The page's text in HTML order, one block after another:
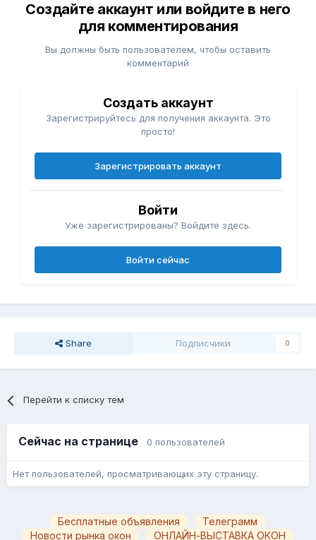
Создайте аккаунт или войдите в него
для комментирования
Вы должны быть пользователем, чтобы оставить
комментарий
Создать аккаунт
Зарегистрируйтесь для получения аккаунта. Это
просто!
Зарегистрировать аккаунт
Войти
Уже зарегистрированы? Войдите здесь.
Войти сейчас
Share Подписчики 0
Перейти к списку тем
Сейчас на странице 0 пользователей
Нет пользователей, просматривающих эту страницу.
Бесплатные объявления
Телеграмм
Новости рынка окон
ОНЛАЙН-ВЫСТАВКА ОКОН